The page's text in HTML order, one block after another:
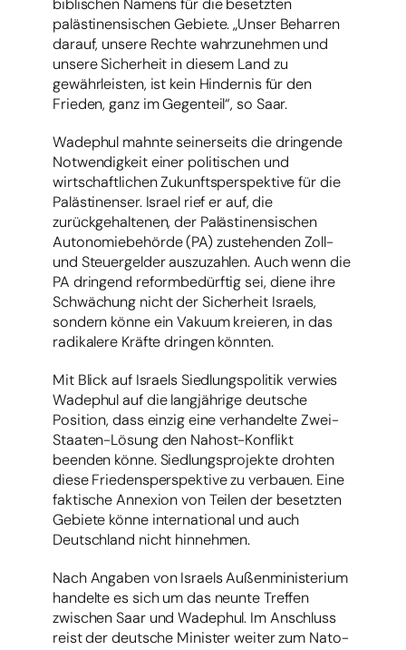
biblischen Namens für die besetzten
palästinensischen Gebiete. „Unser Beharren
darauf, unsere Rechte wahrzunehmen und
unsere Sicherheit in diesem Land zu
gewährleisten, ist kein Hindernis für den
Frieden, ganz im Gegenteil“, so Saar.
Wadephul mahnte seinerseits die dringende
Notwendigkeit einer politischen und
wirtschaftlichen Zukunftsperspektive für die
Palästinenser. Israel rief er auf, die
zurückgehaltenen, der Palästinensischen
Autonomiebehörde (PA) zustehenden Zoll-
und Steuergelder auszuzahlen. Auch wenn die
PA dringend reformbedürftig sei, diene ihre
Schwächung nicht der Sicherheit Israels,
sondern könne ein Vakuum kreieren, in das
radikalere Kräfte dringen könnten.
Mit Blick auf Israels Siedlungspolitik verwies
Wadephul auf die langjährige deutsche
Position, dass einzig eine verhandelte Zwei-
Staaten-Lösung den Nahost-Konflikt
beenden könne. Siedlungsprojekte drohten
diese Friedensperspektive zu verbauen. Eine
faktische Annexion von Teilen der besetzten
Gebiete könne international und auch
Deutschland nicht hinnehmen.
Nach Angaben von Israels Außenministerium
handelte es sich um das neunte Treffen
zwischen Saar und Wadephul. Im Anschluss
reist der deutsche Minister weiter zum Nato-